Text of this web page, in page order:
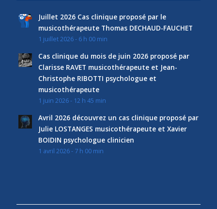
Juillet 2026 Cas clinique proposé par le
musicothérapeute Thomas DECHAUD-FAUCHET
1 juillet 2026 - 6 h 00 min
Cas clinique du mois de juin 2026 proposé par
Clarisse RAVET musicothérapeute et Jean-
Christophe RIBOTTI psychologue et
musicothérapeute
1 juin 2026 - 12 h 45 min
Avril 2026 découvrez un cas clinique proposé par
Julie LOSTANGES musicothérapeute et Xavier
BOIDIN psychologue clinicien
1 avril 2026 - 7 h 00 min